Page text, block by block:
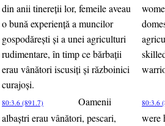
din anii tinereţii lor, femeile aveau
o bună experienţă a muncilor
gospodăreşti şi a unei agriculturi
rudimentare, în timp ce bărbaţii
erau vânători iscusiţi şi războinici
curajoşi.
80:3.6 (891.7)
Oamenii
albaştri erau vânători, pescari,
80:3.6
were